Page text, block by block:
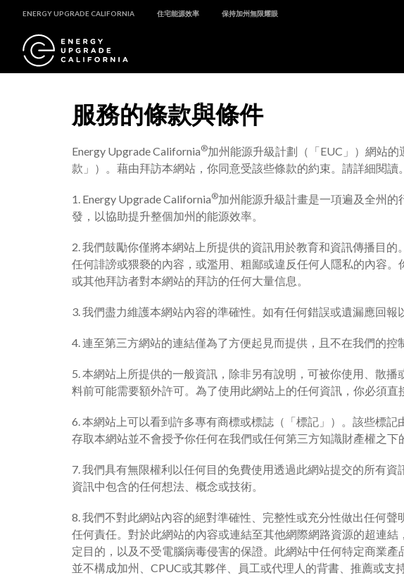
ENERGY UPGRADE CALIFORNIA 住宅能源效率 保持加州無限耀眼
服務的條款與條件
Energy Upgrade California®加州能源升級計劃（「EUC」）網站
款」）。藉由拜訪本網站，你同意受該些條款的約束。請詳細閱
1. Energy Upgrade California®加州能源升級計畫是一項遍及全州
發，以協助提升整個加州的能源效率。
2. 我們鼓勵你僅將本網站上所提供的資訊用於教育和資訊傳播目
任何誹謗或猥褻的內容，或濫用、粗鄙或違反任何人隱私的內容
或其他拜訪者對本網站的拜訪的任何大量信息。
3. 我們盡力維護本網站內容的準確性。如有任何錯誤或遺漏應回報
4. 連至第三方網站的連結僅為了方便起見而提供，且不在我們的
5. 本網站上所提供的一般資訊，除非另有說明，可被你使用、散
料前可能需要額外許可。為了使用此網站上的任何資訊，你必須直
6. 本網站上可以看到許多專有商標或標誌（「標記」）。該些標
存取本網站並不會授予你任何在我們或任何第三方知識財產權之下
7. 我們具有無限權利以任何目的免費使用透過此網站提交的所有
資訊中包含的任何想法、概念或技術。
8. 我們不對此網站內容的絕對準確性、完整性或充分性做出任何
任何責任。對於此網站的內容或連結至其他網際網路資源的超連
定目的，以及不受電腦病毒侵害的保證。此網站中任何特定商業
並不構成加州、CPUC或其夥伴、員工或代理人的背書、推薦或支持